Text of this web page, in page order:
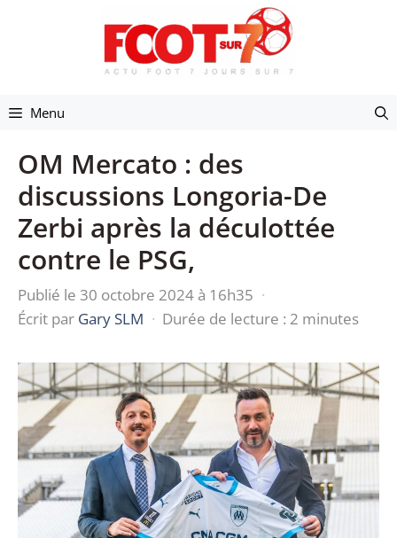
Menu
OM Mercato : des
discussions Longoria-De
Zerbi après la déculottée
contre le PSG,
Publié le 30 octobre 2024 à 16h35 ·
Écrit par Gary SLM · Durée de lecture : 2 minutes